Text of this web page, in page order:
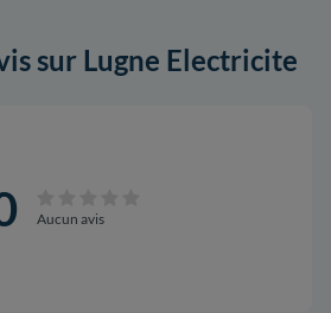
sur Lugne Electricite
Aucun avis